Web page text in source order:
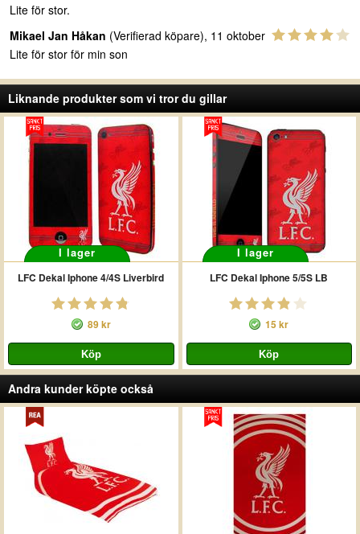
Lite för stor.
Mikael Jan Håkan (Verifierad köpare), 11 oktober
Lite för stor för min son
Liknande produkter som vi tror du gillar
I lager
LFC Dekal Iphone 4/4S Liverbird
89 kr
I lager
LFC Dekal Iphone 5/5S LB
15 kr
Andra kunder köpte också